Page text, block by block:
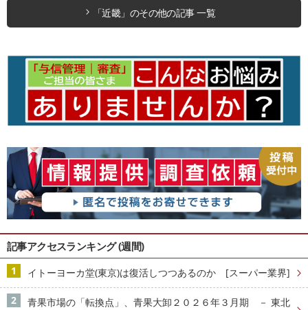
「近畿」のその他の記事 一覧
記事アクセスランキング (週間)
イトーヨーカ堂(東京)は復活しつつあるのか [スーパー業界]
青果市場の「転換点」、青果大卸２０２６年３月期 － 東北